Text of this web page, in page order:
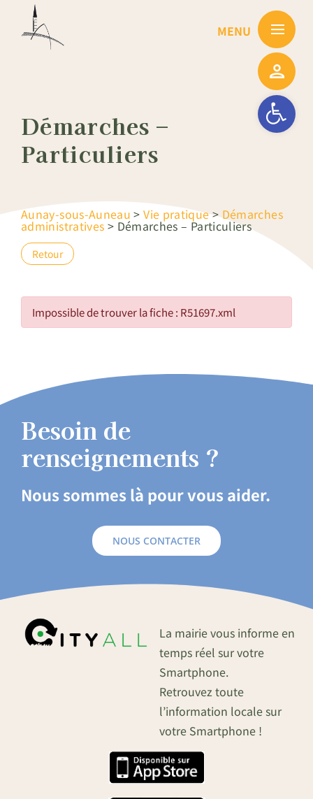
Ouvrir la
Démarches –
Particuliers
Aunay-sous-Auneau >Vie pratique>Démarches
administratives > Démarches – Particuliers
Retour
Impossible de trouver la fiche : R51697.xml
Besoin de
renseignements ?
Nous sommes là pour vous aider.
NOUS CONTACTER
La mairie vous informe en
temps réel sur votre
Smartphone.
Retrouvez toute
l’information locale sur
votre Smartphone !